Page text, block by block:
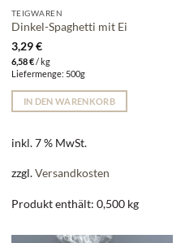
TEIGWAREN
Dinkel-Spaghetti mit Ei
3,29€
6,58€/kg
Liefermenge: 500g
IN DEN WARENKORB
inkl. 7 % MwSt.
zzgl.Versandkosten
Produkt enthält: 0,500 kg